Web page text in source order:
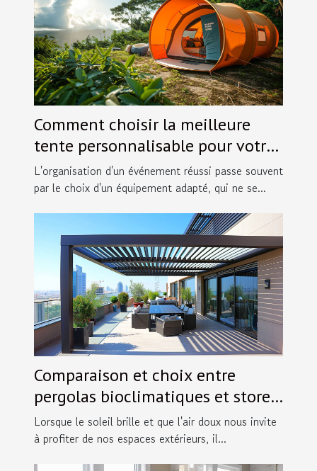
Comment choisir la meilleure
tente personnalisable pour votre
événement
L'organisation d'un événement réussi passe souvent
par le choix d'un équipement adapté, qui ne se...
Comparaison et choix entre
pergolas bioclimatiques et stores
extérieurs
Lorsque le soleil brille et que l'air doux nous invite
à profiter de nos espaces extérieurs, il...